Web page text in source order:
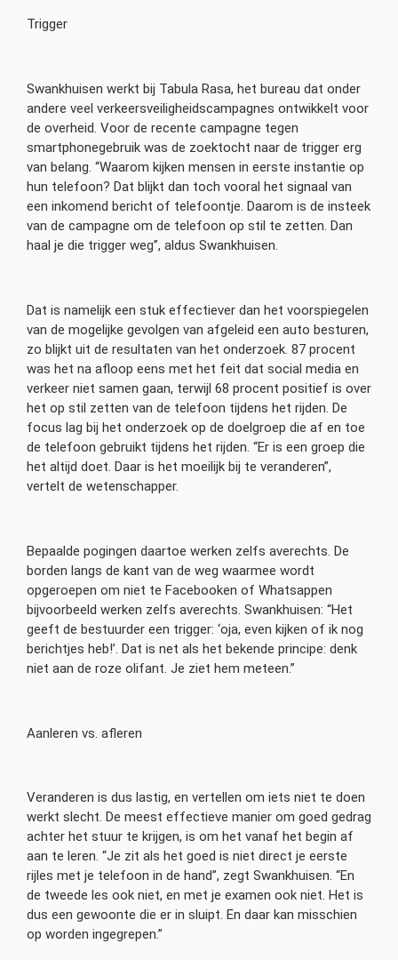
Trigger
Swankhuisen werkt bij Tabula Rasa, het bureau dat onder
andere veel verkeersveiligheidscampagnes ontwikkelt voor
de overheid. Voor de recente campagne tegen
smartphonegebruik was de zoektocht naar de trigger erg
van belang. “Waarom kijken mensen in eerste instantie op
hun telefoon? Dat blijkt dan toch vooral het signaal van
een inkomend bericht of telefoontje. Daarom is de insteek
van de campagne om de telefoon op stil te zetten. Dan
haal je die trigger weg”, aldus Swankhuisen.
Dat is namelijk een stuk effectiever dan het voorspiegelen
van de mogelijke gevolgen van afgeleid een auto besturen,
zo blijkt uit de resultaten van het onderzoek. 87 procent
was het na afloop eens met het feit dat social media en
verkeer niet samen gaan, terwijl 68 procent positief is over
het op stil zetten van de telefoon tijdens het rijden. De
focus lag bij het onderzoek op de doelgroep die af en toe
de telefoon gebruikt tijdens het rijden. “Er is een groep die
het altijd doet. Daar is het moeilijk bij te veranderen”,
vertelt de wetenschapper.
Bepaalde pogingen daartoe werken zelfs averechts. De
borden langs de kant van de weg waarmee wordt
opgeroepen om niet te Facebooken of Whatsappen
bijvoorbeeld werken zelfs averechts. Swankhuisen: “Het
geeft de bestuurder een trigger: ‘oja, even kijken of ik nog
berichtjes heb!’. Dat is net als het bekende principe: denk
niet aan de roze olifant. Je ziet hem meteen.”
Aanleren vs. afleren
Veranderen is dus lastig, en vertellen om iets niet te doen
werkt slecht. De meest effectieve manier om goed gedrag
achter het stuur te krijgen, is om het vanaf het begin af
aan te leren. “Je zit als het goed is niet direct je eerste
rijles met je telefoon in de hand”, zegt Swankhuisen. “En
de tweede les ook niet, en met je examen ook niet. Het is
dus een gewoonte die er in sluipt. En daar kan misschien
op worden ingegrepen.”